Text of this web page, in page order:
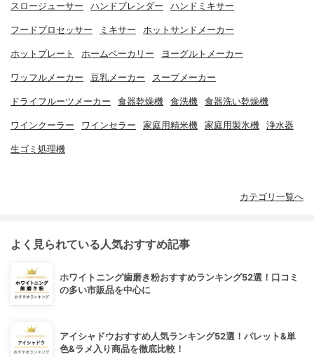
スロージューサー ハンドブレンダー ハンドミキサー
フードプロセッサー ミキサー ホットサンドメーカー
ホットプレート ホームベーカリー ヨーグルトメーカー
ワッフルメーカー 豆乳メーカー スープメーカー
ドライフルーツメーカー 食器乾燥機 食洗機 食器洗い乾燥機
ワインクーラー ワインセラー 家庭用精米機 家庭用製氷機 浄水器
生ゴミ処理機
カテゴリ一覧へ
よく見られている人気おすすめ記事
ホワイトニング歯磨き粉おすすめランキング52選！口コミ
の多い市販品を中心に
アイシャドウおすすめ人気ランキング52選！パレット&単
色&ラメ入り商品を徹底比較！